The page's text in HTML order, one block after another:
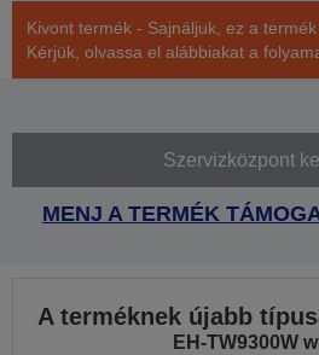
Kivont termék - Sajnáljuk, ez a
Kérjük, olvassa el alábbiakat a
Szervizközpont
MENJ A TERMÉK
A terméknek újabb
EH-TW9300W